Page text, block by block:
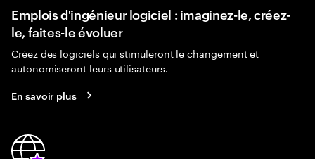
Emplois d'ingénieur logiciel : imaginez-le, créez-
le, faites-le évoluer
Créez des logiciels qui stimuleront le changement et
autonomiseront leurs utilisateurs.
En savoir plus